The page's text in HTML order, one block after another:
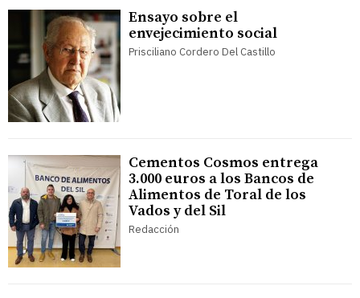
Ensayo sobre el
envejecimiento social
Prisciliano Cordero Del Castillo
Cementos Cosmos entrega
3.000 euros a los Bancos de
Alimentos de Toral de los
Vados y del Sil
Redacción